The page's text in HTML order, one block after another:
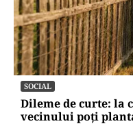
SOCIAL
Dileme de curte: la
vecinului poți